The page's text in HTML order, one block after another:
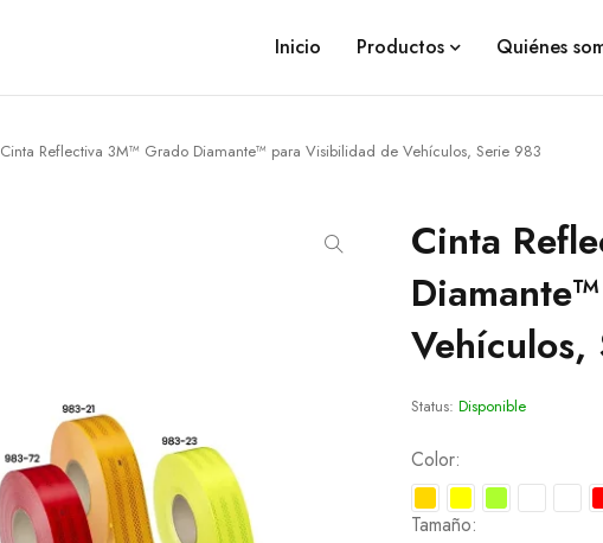
Inicio Productos Quiénes
Cinta Reflectiva 3M™ Grado Diamante™ para Visibilidad de Vehículos, Serie 983
Cinta
Status: Disponible
Color
Tamaño